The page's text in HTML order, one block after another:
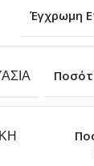
Έγχρωμη